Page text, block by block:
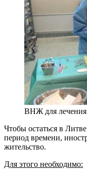
ВНЖ для
Чтобы остаться в
период времени,
жительство.
Для этого необходимо: